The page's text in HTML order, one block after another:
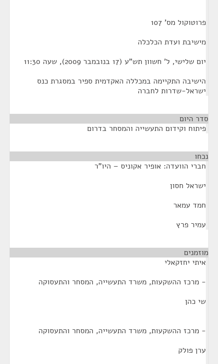
פרוטוקול מס' 107
מישיבת ועדת הכלכלה
יום שלישי, ל' חשוון תש"ע (17 בנובמבר 2009), שעה 11:30
הישיבה התקיימה במכללה האקדמית ספיר במסגרת כנס
ישראל-שדרות לחברה
סדר היום
פיתוח וקידום התעשייה והמסחר בדרום
נכחו
חברי הוועדה: אופיר אקוניס – היו"ר
ישראל חסון
חמד עמאר
עמיר פרץ
מוזמנים
איתי יחזקאלי
- מרכז ההשקעות, משרד התעשייה, המסחר והתעסוקה
שי כהן
- מרכז ההשקעות, משרד התעשייה, המסחר והתעסוקה
ערן פולק